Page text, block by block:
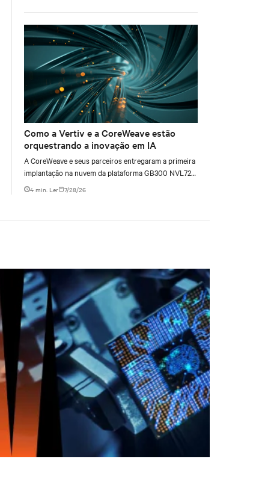
Como a Vertiv e a CoreWeave estão
orquestrando a inovação em IA
A CoreWeave e seus parceiros entregaram a primeira
implantação na nuvem da plataforma GB300 NVL72
da NVIDIA no mundo.
4 min. Ler 7/28/26